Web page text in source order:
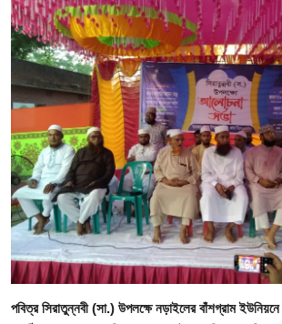
গোপনীয়তা নীতি
জাতীয়
রাজনীতি
অর্থনীতি
আন্তর্জাতিক
স্বাস্থ্য
বিনোদন
পবিত্র সিরাতুন্নবী (সা.) উপলক্ষে নড়াইলের বাঁশগ্রাম